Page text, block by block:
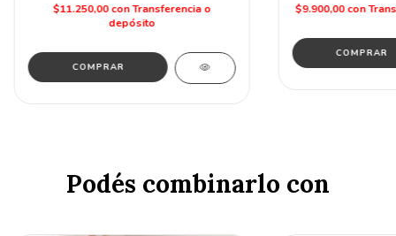
$11.250,00conTransferencia o
depósito
COMPRAR
$9.900,00con
COMPRAR
Podés combinarlo con